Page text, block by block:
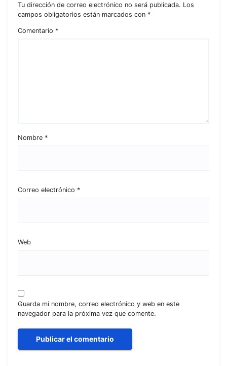
Tu dirección de correo electrónico no será publicada. Los
campos obligatorios están marcados con *
Comentario *
Nombre *
Correo electrónico *
Web
Guarda mi nombre, correo electrónico y web en este
navegador para la próxima vez que comente.